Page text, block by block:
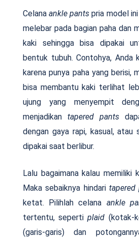
Celanaankle pantspria model
melebar pada bagian paha dan
kaki sehingga bisa dipakai
bentuk tubuh. Contohya, Anda
karena punya paha yang berisi,
bisa membantu kaki terlihat
ujung yang menyempit
menjadikan tapered pants
dengan gaya rapi, kasual, atau
dipakai saat berlibur.
Lalu bagaimana kalau memiliki
Maka sebaiknya hindari tapered
ketat. Pilihlah celana ankle
tertentu, sepertiplaid (kotak-
(garis-garis) dan